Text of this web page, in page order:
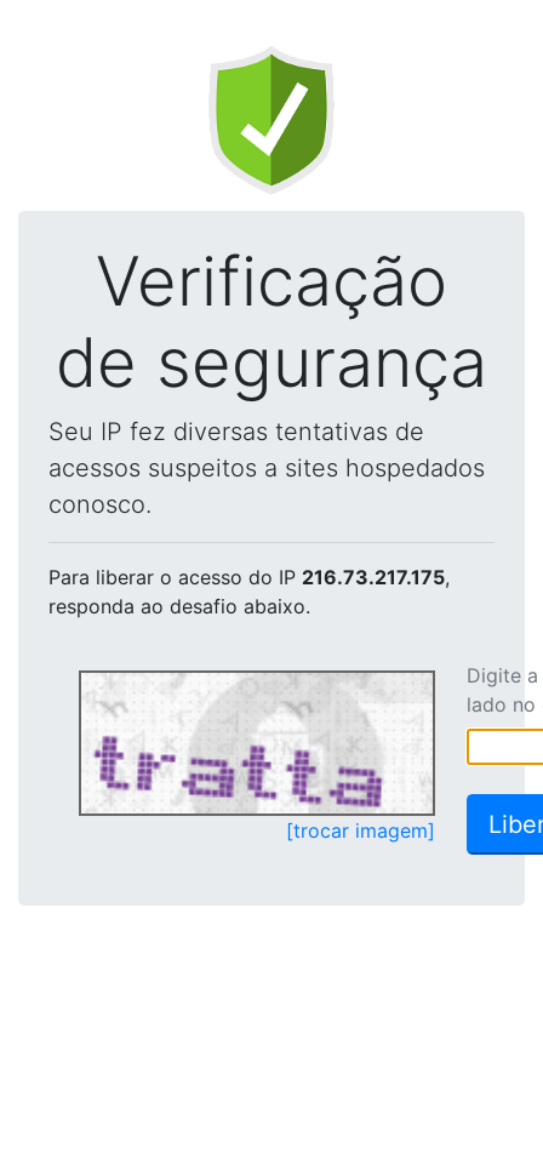
Verificação
de segurança
Seu IP fez diversas tentativas de
acessos suspeitos a sites hospedados
conosco.
Para liberar o acesso do IP 216.73.217.175,
responda ao desafio abaixo.
[trocar imagem]
Digite
lado no